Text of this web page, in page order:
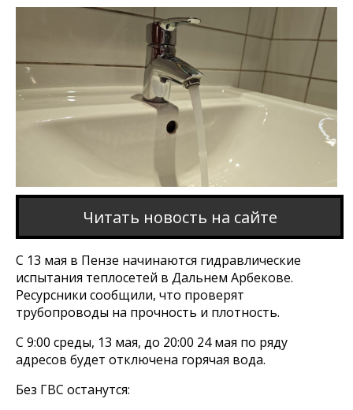
Читать новость на сайте
С 13 мая в Пензе начинаются гидравлические
испытания теплосетей в Дальнем Арбекове.
Ресурсники сообщили, что проверят
трубопроводы на прочность и плотность.
С 9:00 среды, 13 мая, до 20:00 24 мая по ряду
адресов будет отключена горячая вода.
Без ГВС останутся: